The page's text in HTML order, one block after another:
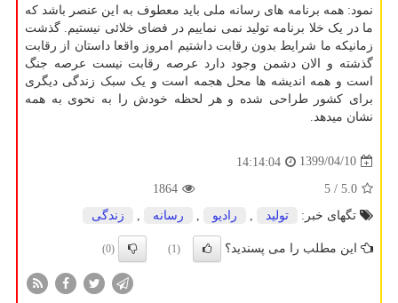
نمود: همه برنامه های رسانه ملی باید معطوف به این عنصر باشد که
ما در یک خلا برنامه تولید نمی نماییم در فضای خلائی نیستیم. گذشت
زمانیکه ما شرایط بدون رقابت داشتیم امروز واقعا داستان از رقابت
گذشته و الان دشمن وجود دارد عرصه رقابت نیست عرصه جنگ
است و همه اندیشه ها محل هجمه است و یک سبک زندگی دیگری
برای کشور طراحی شده و هر لحظه خودش را به نحوی به همه
نشان میدهد.
1399/04/10
14:14:04
5.0
/ 5
1864
تگهای خبر:
تولید رادیو رسانه زندگی
این مطلب را می پسندید؟ (1)
(0)